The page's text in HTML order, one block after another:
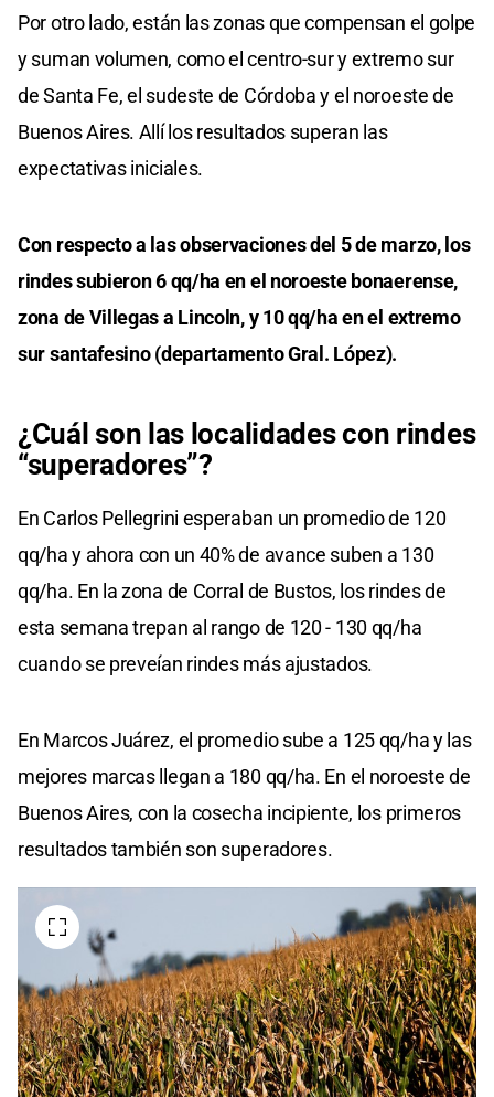
Por otro lado, están las zonas que compensan el golpe
y suman volumen, como el centro-sur y extremo sur
de Santa Fe, el sudeste de Córdoba y el noroeste de
Buenos Aires. Allí los resultados superan las
expectativas iniciales.
Con respecto a las observaciones del 5 de marzo, los
rindes subieron 6 qq/ha en el noroeste bonaerense,
zona de Villegas a Lincoln, y 10 qq/ha en el extremo
sur santafesino (departamento Gral. López).
¿Cuál son las localidades con rindes
“superadores”?
En Carlos Pellegrini esperaban un promedio de 120
qq/ha y ahora con un 40% de avance suben a 130
qq/ha. En la zona de Corral de Bustos, los rindes de
esta semana trepan al rango de 120 - 130 qq/ha
cuando se preveían rindes más ajustados.
En Marcos Juárez, el promedio sube a 125 qq/ha y las
mejores marcas llegan a 180 qq/ha. En el noroeste de
Buenos Aires, con la cosecha incipiente, los primeros
resultados también son superadores.